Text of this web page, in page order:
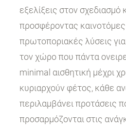
εξελίξεις στον σχεδιασμό
προσφέροντας καινοτόμες
πρωτοποριακές λύσεις
τον χώρο που πάντα
minimal αισθητική μέχρι
κυριαρχούν φέτος, κάθε
περιλαμβάνει προτάσεις
προσαρμόζονται στις